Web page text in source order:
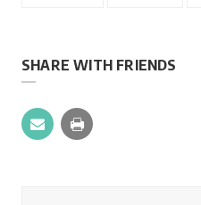
SHARE WITH FRIENDS